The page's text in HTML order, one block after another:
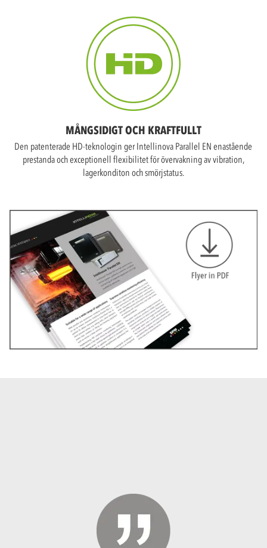
MÅNGSIDIGT OCH KRAFTFULLT
Den patenterade HD-teknologin ger Intellinova Parallel EN enastående
prestanda och exceptionell flexibilitet för övervakning av vibration,
lagerkonditon och smörjstatus.